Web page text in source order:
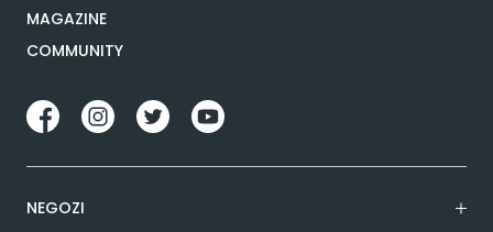
MAGAZINE
COMMUNITY
NEGOZI